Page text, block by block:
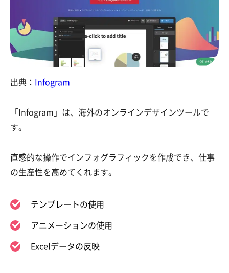
出典： Infogram
「Infogram」は、海外のオンラインデザインツールで
す。
直感的な操作でインフォグラフィックを作成でき、仕事
の生産性を高めてくれます。
テンプレートの使用
アニメーションの使用
Excelデータの反映